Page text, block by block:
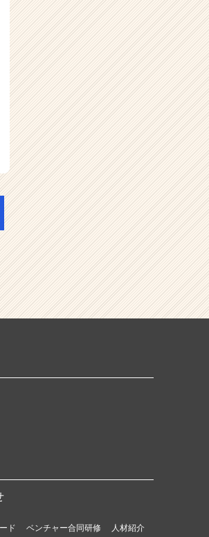
ド ベンチャー合同研修 人材紹介